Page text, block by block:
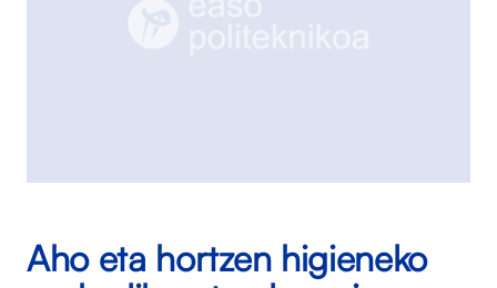
Aho eta hortzen higieneko